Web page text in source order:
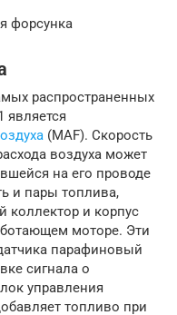
форсунка
распространенных
является
(MAF). Скорость
воздуха может
на его проводе
и пары топлива,
коллектор и корпус
моторе. Эти
парафиновый
сигнала о
управления
топливо при